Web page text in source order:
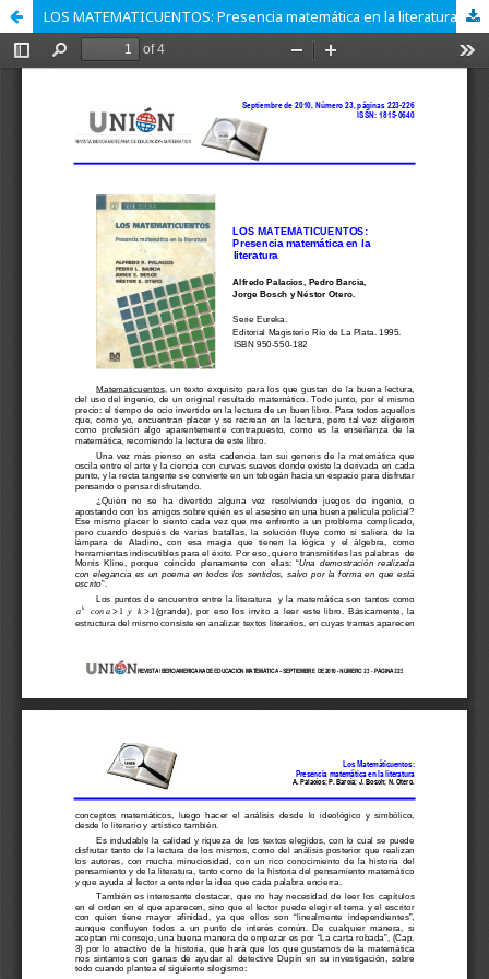
LOS MATEMATICUENTOS: Presencia matemática en la literatura